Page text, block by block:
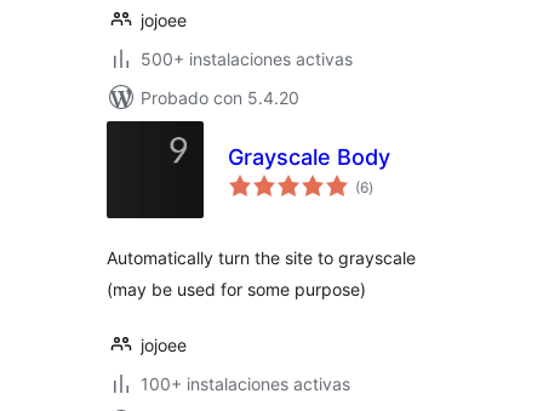
jojoee
500+ instalaciones activas
Probado con 5.4.20
Grayscale Body
(6evaluación
total
)
Automatically turn the site to grayscale
(may be used for some purpose)
jojoee
100+ instalaciones activas